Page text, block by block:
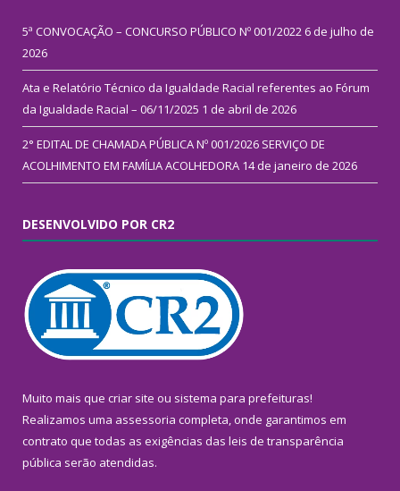
5ª CONVOCAÇÃO – CONCURSO PÚBLICO Nº 001/2022 6 de julho de
2026
Ata e Relatório Técnico da Igualdade Racial referentes ao Fórum
da Igualdade Racial – 06/11/2025 1 de abril de 2026
2° EDITAL DE CHAMADA PÚBLICA Nº 001/2026 SERVIÇO DE
ACOLHIMENTO EM FAMÍLIA ACOLHEDORA 14 de janeiro de 2026
DESENVOLVIDO POR CR2
Muito mais que criar site ou sistema para prefeituras!
Realizamos uma assessoria completa, onde garantimos em
contrato que todas as exigências das leis de transparência
pública serão atendidas.